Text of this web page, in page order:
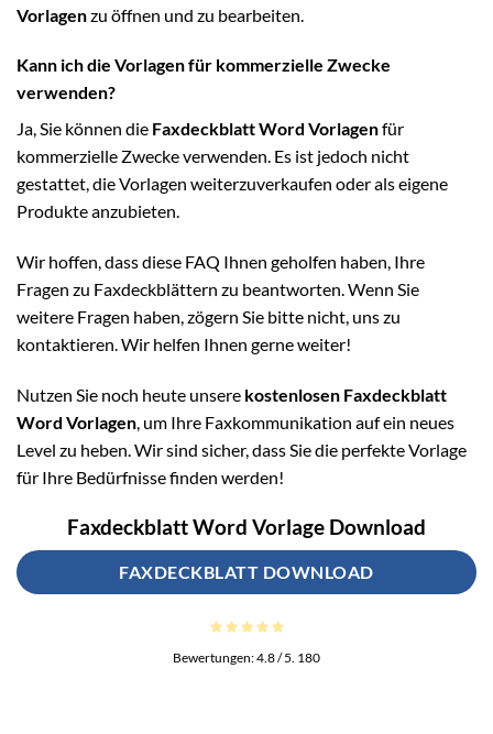
Vorlagenzu öffnen und zu bearbeiten.
Kann ich die Vorlagen für kommerzielle Zwecke
verwenden?
Ja, Sie können die Faxdeckblatt Word Vorlagenfür
kommerzielle Zwecke verwenden. Es ist jedoch nicht
gestattet, die Vorlagen weiterzuverkaufen oder als eigene
Produkte anzubieten.
Wir hoffen, dass diese FAQ Ihnen geholfen haben, Ihre
Fragen zu Faxdeckblättern zu beantworten. Wenn Sie
weitere Fragen haben, zögern Sie bitte nicht, uns zu
kontaktieren. Wir helfen Ihnen gerne weiter!
Nutzen Sie noch heute unsere kostenlosen Faxdeckblatt
Word Vorlagen, um Ihre Faxkommunikation auf ein neues
Level zu heben. Wir sind sicher, dass Sie die perfekte Vorlage
für Ihre Bedürfnisse finden werden!
Faxdeckblatt Word Vorlage Download
FAXDECKBLATT DOWNLOAD
Bewertungen:4.8/ 5. 180